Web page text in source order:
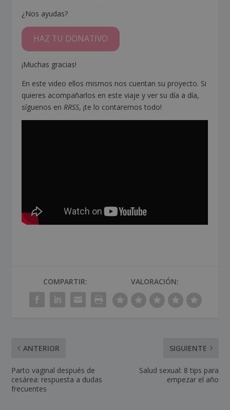
¿Nos ayudas?
HAZ TU DONATIVO
¡Muchas gracias!
En este video ellos mismos nos cuentan su proyecto. Si
quieres acompañarlos en este viaje y ver su día a día,
síguenos enRRSS, ¡te lo contaremos todo!
COMPARTIR: VALORACIÓN:
ANTERIOR
Parto vaginal después de
cesárea: respuesta a dudas
frecuentes
SIGUIENTE
Salud sexual: 8 tips para
empezar el año